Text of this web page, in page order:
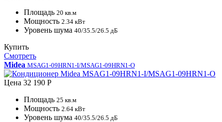
Площадь 20 кв.м
Мощность 2.34 кВт
Уровень шума 40/35.5/26.5 дБ
Купить
Смотреть
Midea MSAG1-09HRN1-I/MSAG1-09HRN1-O
Цена 32 190 Р
Площадь 25 кв.м
Мощность 2.64 кВт
Уровень шума 40/35.5/26.5 дБ